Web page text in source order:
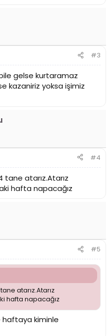
#3
gelse kurtaramaz
kazaniriz yoksa işimiz
#4
atarız.Atarız
hafta napacağız
#5
atarız.Atarız
hafta napacağız
haftaya kiminle